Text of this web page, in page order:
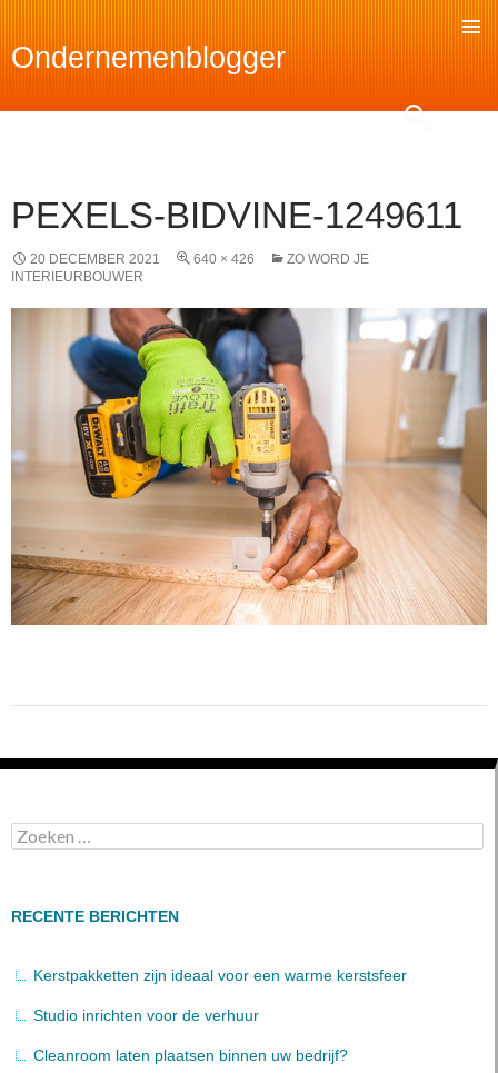
Ondernemenblogger
PEXELS-BIDVINE-1249611
20 DECEMBER 2021 640 × 426
ZO WORD JE
INTERIEURBOUWER
Zoeken
naar:
RECENTE BERICHTEN
Kerstpakketten zijn ideaal voor een warme kerstsfeer
Studio inrichten voor de verhuur
Cleanroom laten plaatsen binnen uw bedrijf?